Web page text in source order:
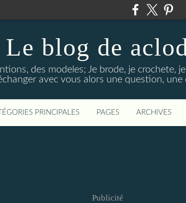
Le blog de
des modeles; Je brode, je crochete,
avec vous alors une question, une
PRINCIPALES PAGES ARCHIVES
Publicité